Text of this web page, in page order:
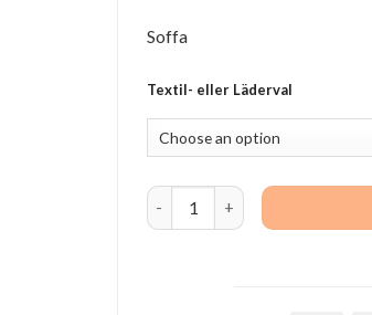
Soffa
Textil- eller Läderval
Fried Egg Soffa quantity